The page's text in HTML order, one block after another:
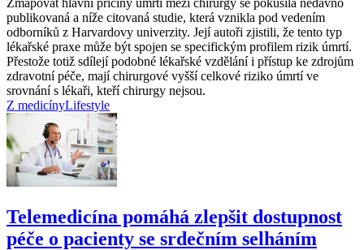
publikovaná a níže citovaná studie, která vznikla pod vedením
odborníků z Harvardovy univerzity. Její autoři zjistili, že tento typ
lékařské praxe může být spojen se specifickým profilem rizik úmrtí.
Přestože totiž sdílejí podobné lékařské vzdělání i přístup ke zdrojům
zdravotní péče, mají chirurgové vyšší celkové riziko úmrtí ve
srovnání s lékaři, kteří chirurgy nejsou.
Z medicínyLifestyle
Telemedicína pomáhá zlepšit dostupnost
péče o pacienty se srdečním selháním